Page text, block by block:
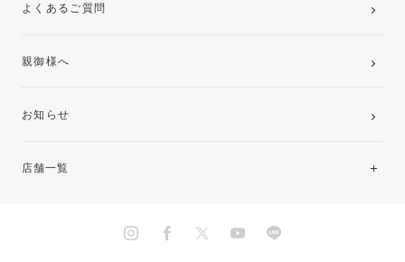
よくあるご質問
親御様へ
お知らせ
店舗一覧